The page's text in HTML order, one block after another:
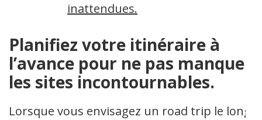
inattendues.
Planifiez votre itinéraire à
l’avance pour ne pas manquer
les sites incontournables.
Lorsque vous envisagez un road trip le long